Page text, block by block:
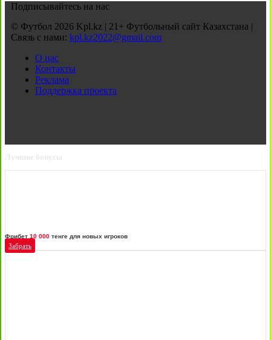
Подписывайтесь на нас
© Футбол 2026 Kpl.kz | 21+ Футбольный сайт Казахстана |
Связь с нами: kpl.kz2022@gmail.com
О нас
Контакты
Реклама
Поддержка проекта
Лучшие бонусы
Фрибет 10 000 тенге для новых игроков
Забрать